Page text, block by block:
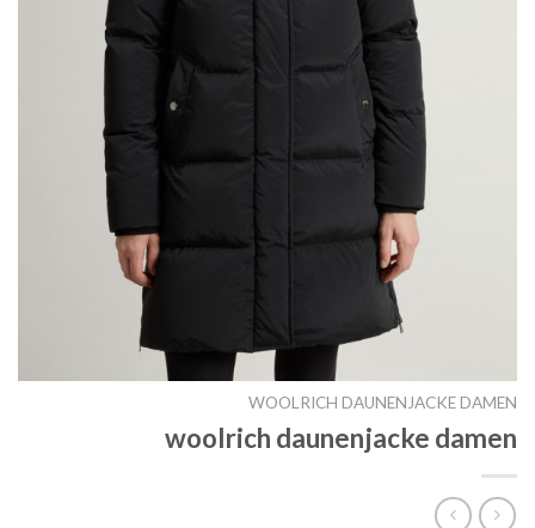
WOOLRICH DAUNENJACKE DAMEN
woolrich daunenjacke damen